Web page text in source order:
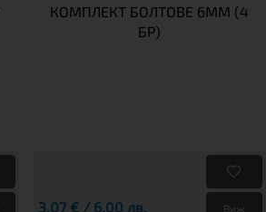
КОМПЛЕКТ БОЛТОВЕ 6MM (4
БР)
3,07 € / 6.00 лв. Виж